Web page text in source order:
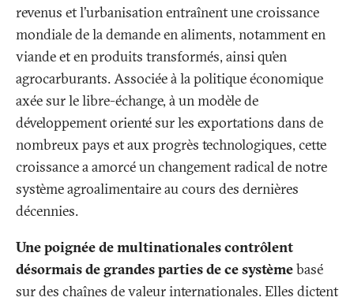
revenus et l’urbanisation entraînent une croissance
mondiale de la demande en aliments, notamment en
viande et en produits transformés, ainsi qu’en
agrocarburants. Associée à la politique économique
axée sur le libre-échange, à un modèle de
développement orienté sur les exportations dans de
nombreux pays et aux progrès technologiques, cette
croissance a amorcé un changement radical de notre
système agroalimentaire au cours des dernières
décennies.
Une poignée de multinationales contrôlent
désormais de grandes parties de ce systèmebasé
sur des chaînes de valeur internationales. Elles dictent